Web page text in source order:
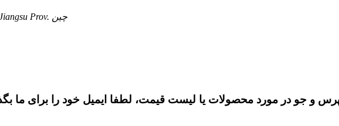
شماره 155، جاده Xiaokang، شهر Dongchen، شهر Rugao، Jiangsu Prov. چین